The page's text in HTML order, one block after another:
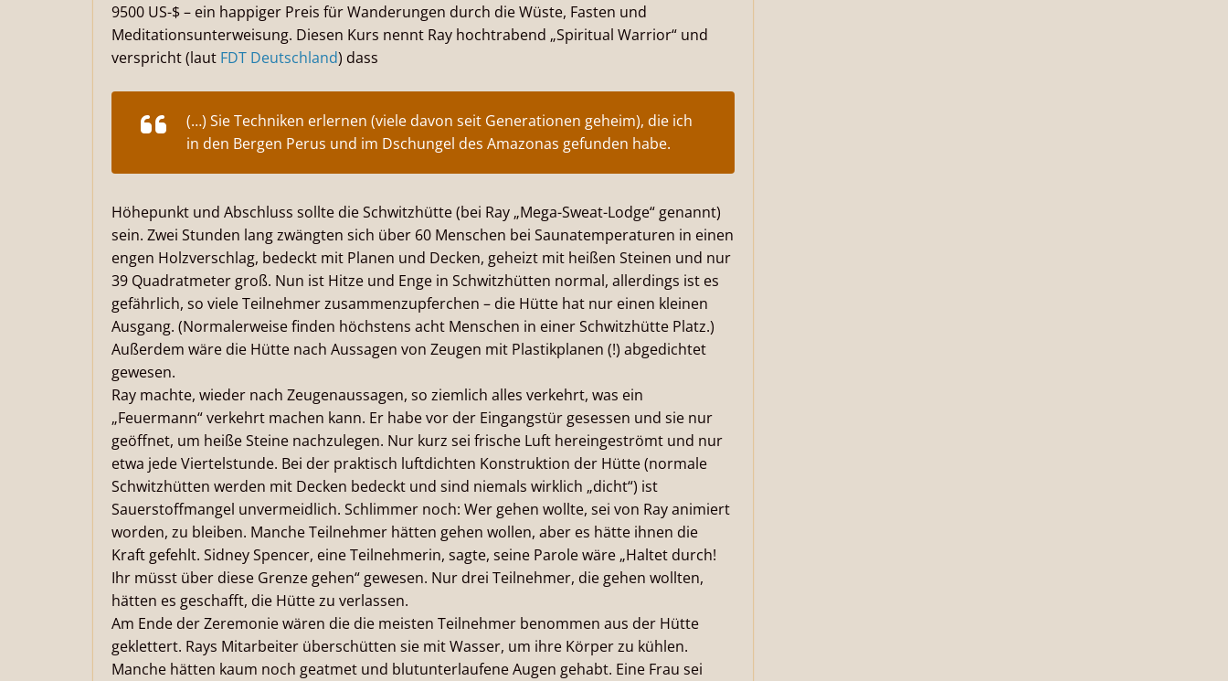
9500 US-$ – ein happiger Preis für Wanderungen durch die Wüste, Fasten und
Meditationsunterweisung. Diesen Kurs nennt Ray hochtrabend „Spiritual Warrior“ und
verspricht (laut FDT Deutschland) dass
(…) Sie Techniken erlernen (viele davon seit Generationen geheim), die ich
in den Bergen Perus und im Dschungel des Amazonas gefunden habe.
Höhepunkt und Abschluss sollte die Schwitzhütte (bei Ray „Mega-Sweat-Lodge“ genannt)
sein. Zwei Stunden lang zwängten sich über 60 Menschen bei Saunatemperaturen in einen
engen Holzverschlag, bedeckt mit Planen und Decken, geheizt mit heißen Steinen und nur
39 Quadratmeter groß. Nun ist Hitze und Enge in Schwitzhütten normal, allerdings ist es
gefährlich, so viele Teilnehmer zusammenzupferchen – die Hütte hat nur einen kleinen
Ausgang. (Normalerweise finden höchstens acht Menschen in einer Schwitzhütte Platz.)
Außerdem wäre die Hütte nach Aussagen von Zeugen mit Plastikplanen (!) abgedichtet
gewesen.
Ray machte, wieder nach Zeugenaussagen, so ziemlich alles verkehrt, was ein
„Feuermann“ verkehrt machen kann. Er habe vor der Eingangstür gesessen und sie nur
geöffnet, um heiße Steine nachzulegen. Nur kurz sei frische Luft hereingeströmt und nur
etwa jede Viertelstunde. Bei der praktisch luftdichten Konstruktion der Hütte (normale
Schwitzhütten werden mit Decken bedeckt und sind niemals wirklich „dicht“) ist
Sauerstoffmangel unvermeidlich. Schlimmer noch: Wer gehen wollte, sei von Ray animiert
worden, zu bleiben. Manche Teilnehmer hätten gehen wollen, aber es hätte ihnen die
Kraft gefehlt. Sidney Spencer, eine Teilnehmerin, sagte, seine Parole wäre „Haltet durch!
Ihr müsst über diese Grenze gehen“ gewesen. Nur drei Teilnehmer, die gehen wollten,
hätten es geschafft, die Hütte zu verlassen.
Am Ende der Zeremonie wären die die meisten Teilnehmer benommen aus der Hütte
geklettert. Rays Mitarbeiter überschütten sie mit Wasser, um ihre Körper zu kühlen.
Manche hätten kaum noch geatmet und blutunterlaufene Augen gehabt. Eine Frau sei